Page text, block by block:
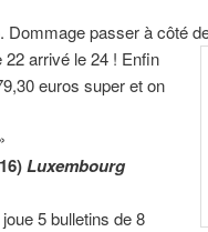
passer à côté
arrivé le 24 ! Enfin
euros super et on
Luxembourg
5 bulletins de 8